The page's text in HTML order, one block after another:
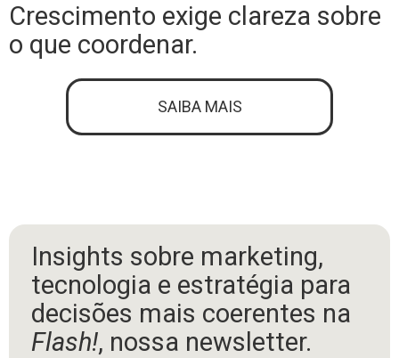
Crescimento exige clareza sobre
o que coordenar.
SAIBA MAIS
Insights sobre marketing,
tecnologia e estratégia para
decisões mais coerentes na
Flash!, nossa newsletter.